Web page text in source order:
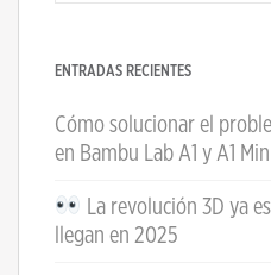
ENTRADAS RECIENTES
Cómo solucionar el
en Bambu Lab A1 y A1
La revolución 3D ya
llegan en 2025